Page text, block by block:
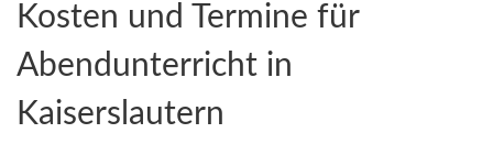
Kosten und Termine für
Abendunterricht in
Kaiserslautern